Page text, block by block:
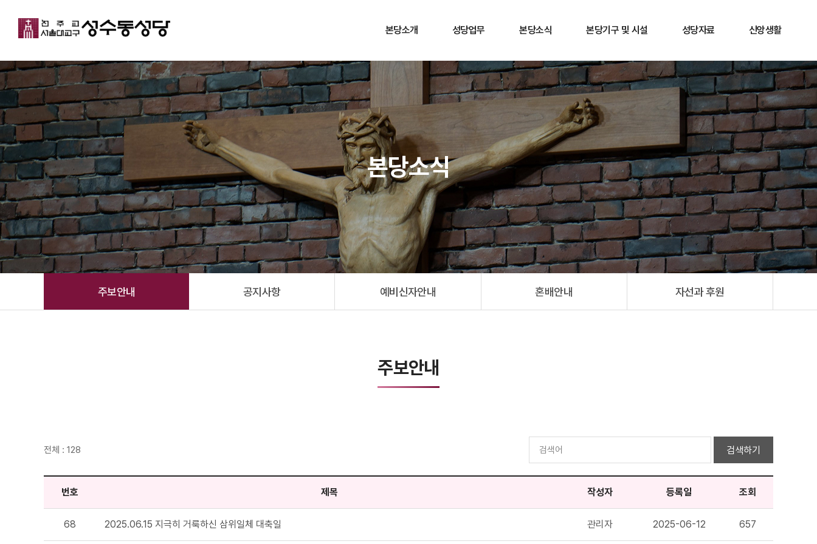
본당소개
성당주보(主保)
신부님/수녀님
역대 성직자
미사 및 성사 안내
성당업무
사무실 안내
행사 일정
오시는 길
본당소식
주보안내
공지사항
예비신자안내
혼배안내
자선과 후원
본당기구 및 시설
사목협의회
지역소공동체
성체조배실
성가정홀 카페
성당자료
행사앨범
행사영상
각종 양식
본당 소식지
신앙생활
신심서적
가톨릭소개
본당소식
주보안내 공지사항 예비신자안내 혼배안내 자선과 후원
주보안내
전체 : 128 검색하기
번호 제목 작성자 등록일 조회
68 2025.06.15 지극히 거룩하신 삼위일체 대축일 관리자 2025-06-12 657